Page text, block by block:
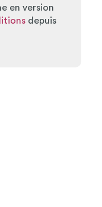
en version
depuis